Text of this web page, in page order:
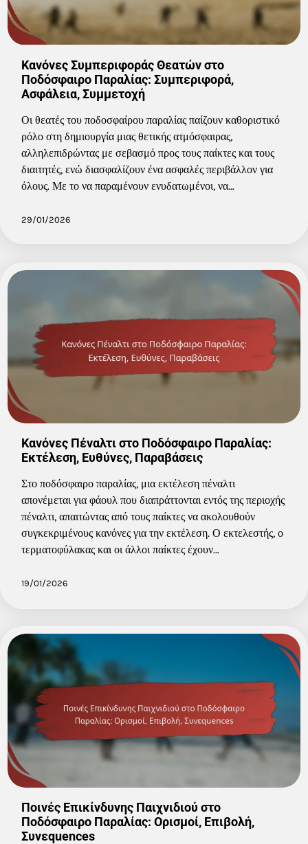
Κανόνες Συμπεριφοράς Θεατών στο
Ποδόσφαιρο Παραλίας: Συμπεριφορά,
Ασφάλεια, Συμμετοχή
Οι θεατές του ποδοσφαίρου παραλίας παίζουν καθοριστικό
ρόλο στη δημιουργία μιας θετικής ατμόσφαιρας,
αλληλεπιδρώντας με σεβασμό προς τους παίκτες και τους
διαιτητές, ενώ διασφαλίζουν ένα ασφαλές περιβάλλον για
όλους. Με το να παραμένουν ενυδατωμένοι, να…
29/01/2026
Κανόνες Πέναλτι στο Ποδόσφαιρο Παραλίας:
Εκτέλεση, Ευθύνες, Παραβάσεις
Στο ποδόσφαιρο παραλίας, μια εκτέλεση πέναλτι
απονέμεται για φάουλ που διαπράττονται εντός της περιοχής
πέναλτι, απαιτώντας από τους παίκτες να ακολουθούν
συγκεκριμένους κανόνες για την εκτέλεση. Ο εκτελεστής, ο
τερματοφύλακας και οι άλλοι παίκτες έχουν…
19/01/2026
Ποινές Επικίνδυνης Παιχνιδιού στο
Ποδόσφαιρο Παραλίας: Ορισμοί, Επιβολή,
Συνεquences